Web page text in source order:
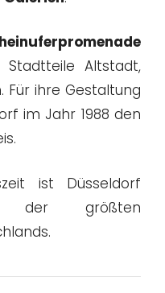
Altstadt,
Für ihre Gestaltung
im Jahr 1988 den
ist Düsseldorf
der größten